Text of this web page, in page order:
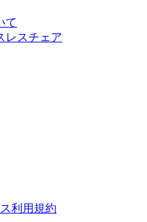
て
スチェア
利用規約